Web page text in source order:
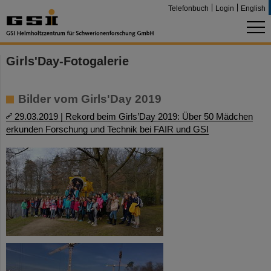
Telefonbuch Login English
Girls'Day-Fotogalerie
Bilder vom Girls'Day 2019
29.03.2019 | Rekord beim Girls’Day 2019: Über 50 Mädchen
erkunden Forschung und Technik bei FAIR und GSI
©